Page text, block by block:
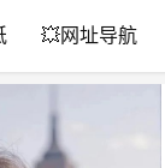
💥网址导航